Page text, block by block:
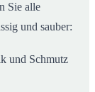
Sie alle
und sauber:
und Schmutz